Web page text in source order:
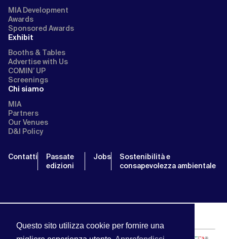
Questo sito utilizza cookie per fornire una
MIA Development
Awards
Sponsored Awards
Exhibit
Booths & Tables
Advertise with Us
COMIN’ UP
Screenings
Chi siamo
MIA
Partners
Our Venues
D&I Policy
Contatti
Passate
edizioni
Jobs
Sostenibilità e
consapevolezza ambientale